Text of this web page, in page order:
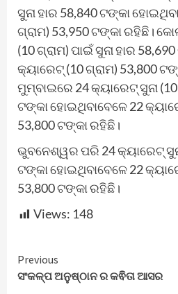
ସୁନା ହାର 58,840 ଟଙ୍କା
ଗ୍ରାମ) 53,950 ଟଙ୍କା ରହିଛି।
(10 ଗ୍ରାମ) ପାଇଁ ସୁନା ହାର
କ୍ୟାରେଟ୍ (10 ଗ୍ରାମ) 53,800
ମୁମ୍ବାଇରେ 24 କ୍ୟାରେଟ୍ ସୁନା
ଟଙ୍କା ହୋଇଥିବାବେଳେ 22
53,800 ଟଙ୍କା ରହିଛି।
ଭୁବନେଶ୍ୱର ପରି 24 କ୍ୟାରେଟ୍
ଟଙ୍କା ହୋଇଥିବାବେଳେ 22
53,800 ଟଙ୍କା ରହିଛି।
Views: 148
Continue
Reading
Previous
ସଂକଳ୍ପ ଅନୁଷ୍ଠାନ ର କଵିତା ଆସର